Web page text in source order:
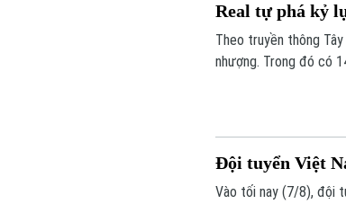
Real tự phá kỷ
Theo truyền thông
nhượng. Trong đó có
Đội tuyển Việt
Vào tối nay (7/8), đội